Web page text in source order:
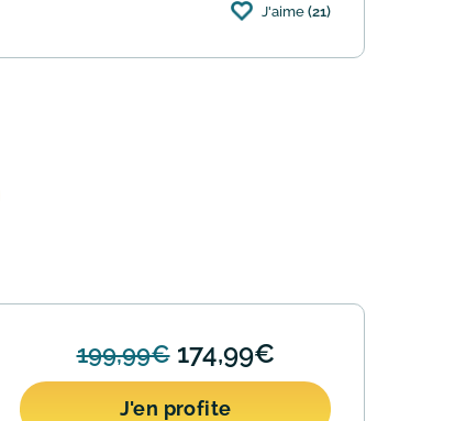
J'aime (21)
199,99€174,99€
J'en profite